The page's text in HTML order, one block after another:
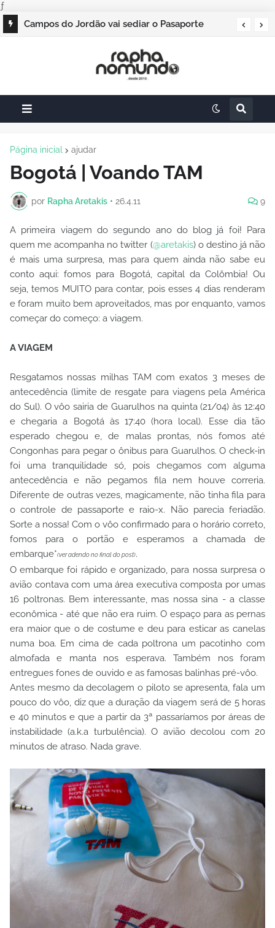
ƒ
Campos do Jordão vai sediar o Pasaporte
Página inicial ajudar
Bogotá | Voando TAM
por Rapha Aretakis • 26.4.11 9
A primeira viagem do segundo ano do blog já foi! Para
quem me acompanha no twitter (@aretakis) o destino já não
é mais uma surpresa, mas para quem ainda não sabe eu
conto aqui: fomos para Bogotá, capital da Colômbia! Ou
seja, temos MUITO para contar, pois esses 4 dias renderam
e foram muito bem aproveitados, mas por enquanto, vamos
começar do começo: a viagem.
A VIAGEM
Resgatamos nossas milhas TAM com exatos 3 meses de
antecedência (limite de resgate para viagens pela América
do Sul). O vôo sairia de Guarulhos na quinta (21/04) às 12:40
e chegaria a Bogotá às 17:40 (hora local). Esse dia tão
esperado chegou e, de malas prontas, nós fomos até
Congonhas para pegar o ônibus para Guarulhos. O check-in
foi uma tranquilidade só, pois chegamos com alguma
antecedência e não pegamos fila nem houve correria.
Diferente de outras vezes, magicamente, não tinha fila para
o controle de passaporte e raio-x. Não parecia feriadão.
Sorte a nossa! Com o vôo confirmado para o horário correto,
fomos para o portão e esperamos a chamada de
embarque*(ver adendo no final do post).
O embarque foi rápido e organizado, para nossa surpresa o
avião contava com uma área executiva composta por umas
16 poltronas. Bem interessante, mas nossa sina - a classe
econômica - até que não era ruim. O espaço para as pernas
era maior que o de costume e deu para esticar as canelas
numa boa. Em cima de cada poltrona um pacotinho com
almofada e manta nos esperava. Também nos foram
entregues fones de ouvido e as famosas balinhas pré-vôo.
Antes mesmo da decolagem o piloto se apresenta, fala um
pouco do vôo, diz que a duração da viagem será de 5 horas
e 40 minutos e que a partir da 3ª passaríamos por áreas de
instabilidade (a.k.a turbulência). O avião decolou com 20
minutos de atraso. Nada grave.